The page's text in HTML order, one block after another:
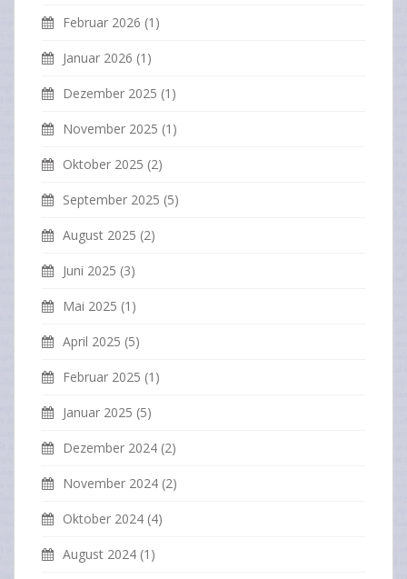
Februar 2026 (1)
Januar 2026 (1)
Dezember 2025 (1)
November 2025 (1)
Oktober 2025 (2)
September 2025 (5)
August 2025 (2)
Juni 2025 (3)
Mai 2025 (1)
April 2025 (5)
Februar 2025 (1)
Januar 2025 (5)
Dezember 2024 (2)
November 2024 (2)
Oktober 2024 (4)
August 2024 (1)